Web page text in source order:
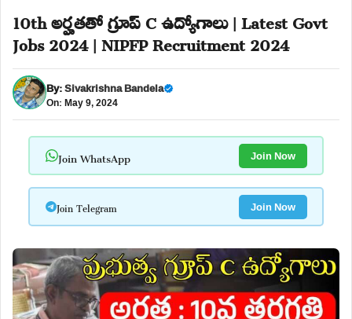
10th అర్హతతో గ్రూప్ C ఉద్యోగాలు | Latest Govt
Jobs 2024 | NIPFP Recruitment 2024
By:Sivakrishna Bandela
On: May 9, 2024
Join WhatsApp Join Now
Join Telegram Join Now